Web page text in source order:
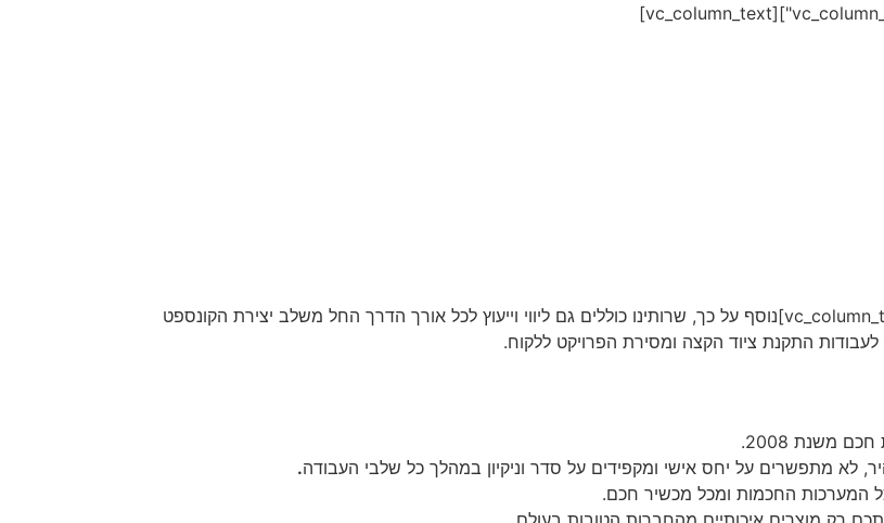
[/vc_column_text][/vc_column_inner][/vc_row_inner][vc_column_text]נוסף על כך, שרותינו כוללים גם ליווי וייעוץ לכל אורך הדרך החל משלב יצירת הקונספט
לעבודות התקנת ציוד הקצה ומסירת הפרויקט ללקוח.
משנת 2008.
לא מתפשרים על יחס אישי ומקפידים על סדר וניקיון במהלך כל שלבי העבודה.
המערכות החכמות ומכל מכשיר חכם.